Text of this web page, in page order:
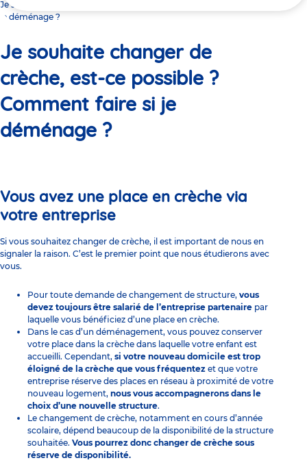
ici
Je souhaite changer de crèche, est-ce possible ? Comment faire si
je déménage ?
Je souhaite changer de
crèche, est-ce possible ?
Comment faire si je
déménage ?
Vous avez une place en crèche via
votre entreprise
Si vous souhaitez changer de crèche, il est important de nous en
signaler la raison. C’est le premier point que nous étudierons avec
vous.
Pour toute demande de changement de structure, vous
devez toujours être salarié de l’entreprise partenaire par
laquelle vous bénéficiez d’une place en crèche.
Dans le cas d’un déménagement, vous pouvez conserver
votre place dans la crèche dans laquelle votre enfant est
accueilli. Cependant, si votre nouveau domicile est trop
éloigné de la crèche que vous fréquentez et que votre
entreprise réserve des places en réseau à proximité de votre
nouveau logement, nous vous accompagnerons dans le
choix d’une nouvelle structure.
Le changement de crèche, notamment en cours d’année
scolaire, dépend beaucoup de la disponibilité de la structure
souhaitée. Vous pourrez donc changer de crèche sous
réserve de disponibilité.